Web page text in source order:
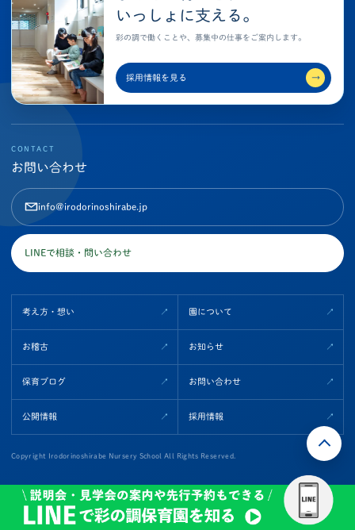
いっしょに支える。
彩の調で働くことや、募集中の仕事をご案内します。
採用情報を見る →
CONTACT
お問い合わせ
info@irodorinoshirabe.jp
LINEで相談・問い合わせ
考え方・想い 園について
お稽古 お知らせ
保育ブログ お問い合わせ
公開情報 採用情報
Copyright Irodorinoshirabe Nursery School All Rights Reserved.